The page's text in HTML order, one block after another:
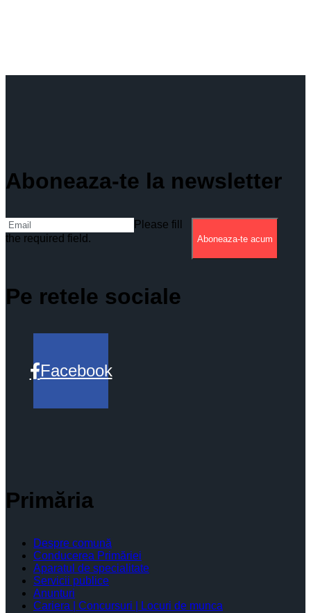
Aboneaza-te la newsletter
Please fill
the required field.
Aboneaza-te acum
Pe retele sociale
Facebook
Primăria
Despre comună
Conducerea Primăriei
Aparatul de specialitate
Servicii publice
Anunturi
Cariera | Concursuri | Locuri de munca